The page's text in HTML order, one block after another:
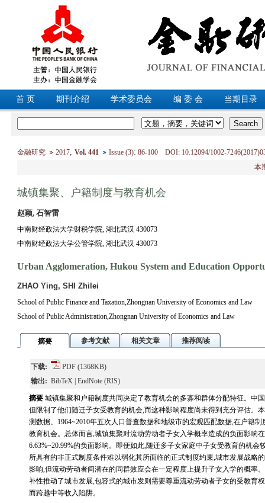
首 页 期刊介绍 学术委员会 编 委 会 当期目录
金融研究 2017, Vol. 441 Issue (3): 86-100 DOI: 10.12094/1002-
本
城镇集聚、户籍制度与教育机会
赵颖, 石智雷
中南财经政法大学财税学院, 湖北武汉 430073
中南财经政法大学公管学院, 湖北武汉 430073
Urban Agglomeration, Hukou System and Education
ZHAO Ying, SHI Zhilei
School of Public Finance and Taxation,Zhongnan University of Economics and Law
School of Public Administration,Zhongnan University of Economics and Law
摘要 参考文献 相关文章 推荐阅读
下载: PDF (1368KB)
输出: BibTeX EndNote (RIS)
摘要 城镇集聚和户籍制度共同决定了教育机会的多寡和群体分配特征。中
但限制了他们随迁子女受教育的机会,而这种影响程度尚未得到充分评估。
测数据、1964~2010年五次人口普查数据和地级市的宏观匹配数据,在户籍
教育机会。总体而言,城镇集聚对流动劳动者子女入学概率造成的负面影响
6.63%~20.99%的负面影响。即便如此,随迁多子女家庭中子女受教育的机
所具有的非正式制度条件难以弱化其所面临的正式制度约束,城市发展战略
影响,但流动劳动者间潜在的同群效应会在一定程度上提升子女入学的概率
补性推动了城市发展,包容式的城市发则需要尊重流动劳动者子女的受教育
而跨越中等收入陷阱。